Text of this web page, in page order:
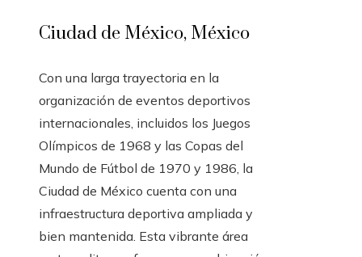
Ciudad de México, México
Con una larga trayectoria en la
organización de eventos deportivos
internacionales, incluidos los Juegos
Olímpicos de 1968 y las Copas del
Mundo de Fútbol de 1970 y 1986, la
Ciudad de México cuenta con una
infraestructura deportiva ampliada y
bien mantenida. Esta vibrante área